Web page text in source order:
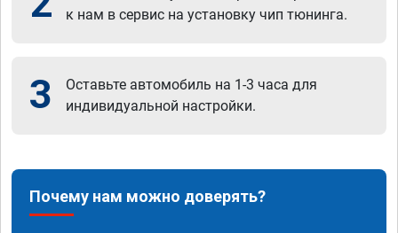
к нам в сервис на установку чип тюнинга.
3
Оставьте автомобиль на 1-3 часа для
индивидуальной настройки.
Почему нам можно доверять?